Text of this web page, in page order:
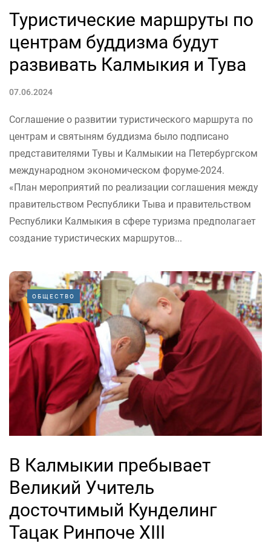
Туристические маршруты по
центрам буддизма будут
развивать Калмыкия и Тува
07.06.2024
Соглашение о развитии туристического маршрута по
центрам и святыням буддизма было подписано
представителями Тувы и Калмыкии на Петербургском
международном экономическом форуме-2024.
«План мероприятий по реализации соглашения между
правительством Республики Тыва и правительством
Республики Калмыкия в сфере туризма предполагает
создание туристических маршрутов...
ОБЩЕСТВО
В Калмыкии пребывает
Великий Учитель
досточтимый Кунделинг
Тацак Ринпоче XIII